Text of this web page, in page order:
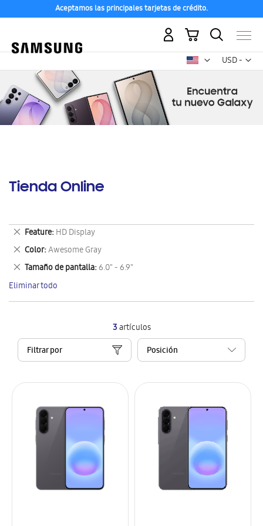
Aceptamos las principales tarjetas de crédito.
USD -
dólar
Mi carrito
Tienda Online
3artículos
Filtrar por
Feature HD Display
Eliminar
este
artículo
Color Awesome Gray
Eliminar
este
artículo
Tamaño de pantalla 6.0" - 6.9"
Eliminar
este
artículo
Eliminar todo